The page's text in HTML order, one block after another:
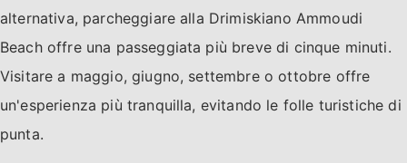
alternativa, parcheggiare alla Drimiskiano Ammoudi
Beach offre una passeggiata più breve di cinque minuti.
Visitare a maggio, giugno, settembre o ottobre offre
un'esperienza più tranquilla, evitando le folle turistiche di
punta.